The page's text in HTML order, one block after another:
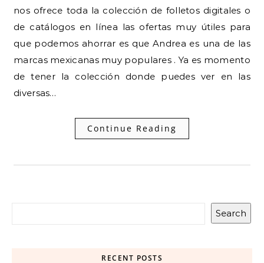
nos ofrece toda la colección de folletos digitales o
de catálogos en línea las ofertas muy útiles para
que podemos ahorrar es que Andrea es una de las
marcas mexicanas muy populares . Ya es momento
de tener la colección donde puedes ver en las
diversas…
Continue Reading
Search
RECENT POSTS